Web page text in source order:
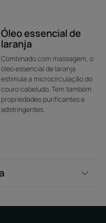
Óleo essencial de
laranja
Combinado com massagem, o
óleo essencial de laranja
estimula a microcirculação do
couro cabeludo. Tem também
propriedades purificantes e
adstringentes.